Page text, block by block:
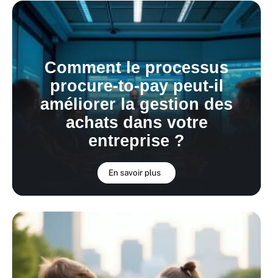
Comment le processus
procure-to-pay peut-il
améliorer la gestion des
achats dans votre
entreprise ?
En savoir plus